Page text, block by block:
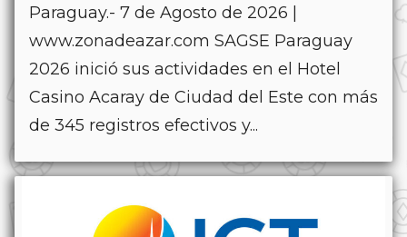
Paraguay.- 7 de Agosto de 2026 |
www.zonadeazar.com SAGSE Paraguay
2026 inició sus actividades en el Hotel
Casino Acaray de Ciudad del Este con más
de 345 registros efectivos y...